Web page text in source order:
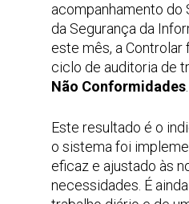
acompanhamento do
da Segurança da
este mês, a Controlar
ciclo de auditoria de
Não Conformidades
Este resultado é o
o sistema foi
eficaz e ajustado às
necessidades. É